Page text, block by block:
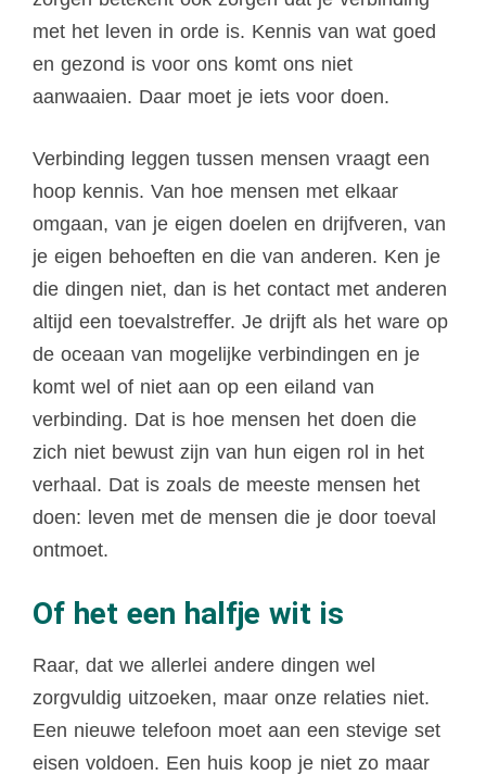
met het leven in orde is. Kennis van wat goed
en gezond is voor ons komt ons niet
aanwaaien. Daar moet je iets voor doen.
Verbinding leggen tussen mensen vraagt een
hoop kennis. Van hoe mensen met elkaar
omgaan, van je eigen doelen en drijfveren, van
je eigen behoeften en die van anderen. Ken je
die dingen niet, dan is het contact met anderen
altijd een toevalstreffer. Je drijft als het ware op
de oceaan van mogelijke verbindingen en je
komt wel of niet aan op een eiland van
verbinding. Dat is hoe mensen het doen die
zich niet bewust zijn van hun eigen rol in het
verhaal. Dat is zoals de meeste mensen het
doen: leven met de mensen die je door toeval
ontmoet.
Of het een halfje wit is
Raar, dat we allerlei andere dingen wel
zorgvuldig uitzoeken, maar onze relaties niet.
Een nieuwe telefoon moet aan een stevige set
eisen voldoen. Een huis koop je niet zo maar